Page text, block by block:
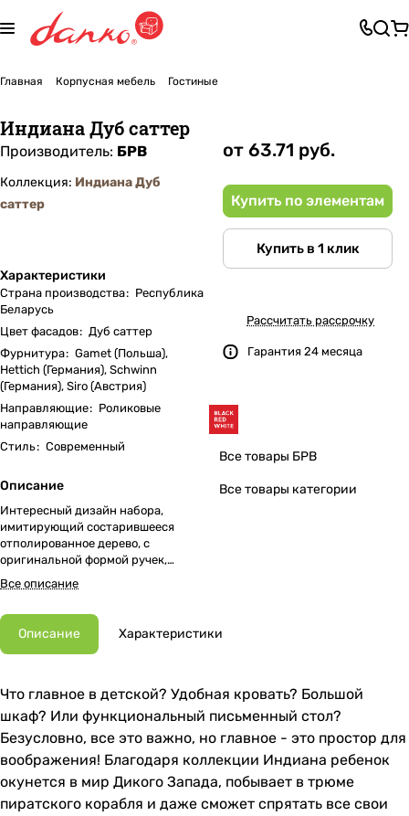
Главная Корпусная мебель Гостиные
Индиана Дуб саттер
Производитель: БРВ
Коллекция: Индиана Дуб
саттер
Характеристики
Страна производства: Республика
Беларусь
Цвет фасадов: Дуб саттер
Фурнитура: Gamet (Польша),
Hettich (Германия), Schwinn
(Германия), Siro (Австрия)
Направляющие: Роликовые
направляющие
Стиль: Современный
Описание
Интересный дизайн набора,
имитирующий состарившееся
отполированное дерево, с
оригинальной формой ручек,
придающий неповторимый
характер.
Все описание
от 63.71 руб.
Купить по элементам
Купить в 1 клик
Рассчитать рассрочку
Гарантия 24 месяца
Все товары БРВ
Все товары категории
Описание Характеристики
Что главное в детской? Удобная кровать? Большой
шкаф? Или функциональный письменный стол?
Безусловно, все это важно, но главное - это простор для
воображения! Благодаря коллекции Индиана ребенок
окунется в мир Дикого Запада, побывает в трюме
пиратского корабля и даже сможет спрятать все свои